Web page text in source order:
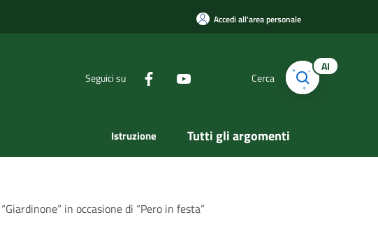
Accedi all'area personale
Seguici su Cerca
AI
Istruzione Tutti gli argomenti
in occasione di “Pero in festa”